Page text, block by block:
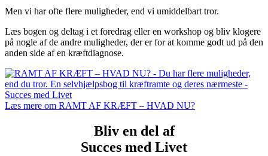
Men vi har ofte flere muligheder, end vi umiddelbart tror.
Læs bogen og deltag i et foredrag eller en workshop og bliv klogere
på nogle af de andre muligheder, der er for at komme godt ud på den
anden side af en kræftdiagnose.
Læs mere om RAMT AF KRÆFT – HVAD NU?
Bliv en del af
Succes med Livet